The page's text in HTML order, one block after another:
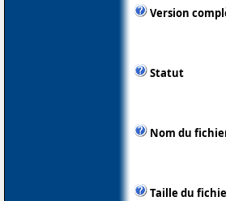
Version
Statut
Nom du
Taille du